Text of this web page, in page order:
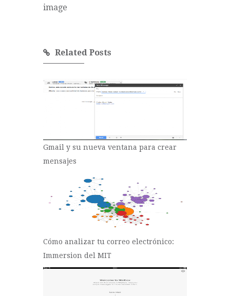
Related Posts
Gmail y su nueva ventana para crear
mensajes
Cómo analizar tu correo electrónico:
Immersion del MIT